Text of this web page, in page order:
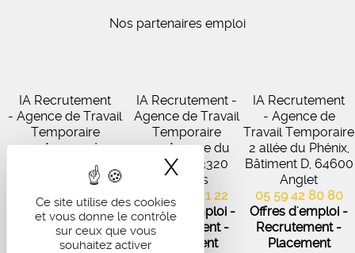
Ce site utilise des cookies
et vous donne le contrôle
sur ceux que vous
souhaitez activer
X Masquer le
Nos partenaires emploi
IA Recrutement
- Agence de Travail
Temporaire
27 Avenue de
Virecourt, 33370
Artigues-près-
Bordeaux
05 56 67 48 57
Offres d'emploi -
Recrutement -
IA Recrutement -
Agence de Travail
Temporaire
102 Avenue du
Médoc, 33320
Eysines
05 56 45 21 22
Offres d'emploi -
Recrutement -
Placement
IA Recrutement
- Agence de
Travail Temporaire
2 allée du Phénix,
Bâtiment D, 64600
Anglet
05 59 42 80 80
Offres d'emploi -
Recrutement -
Placement